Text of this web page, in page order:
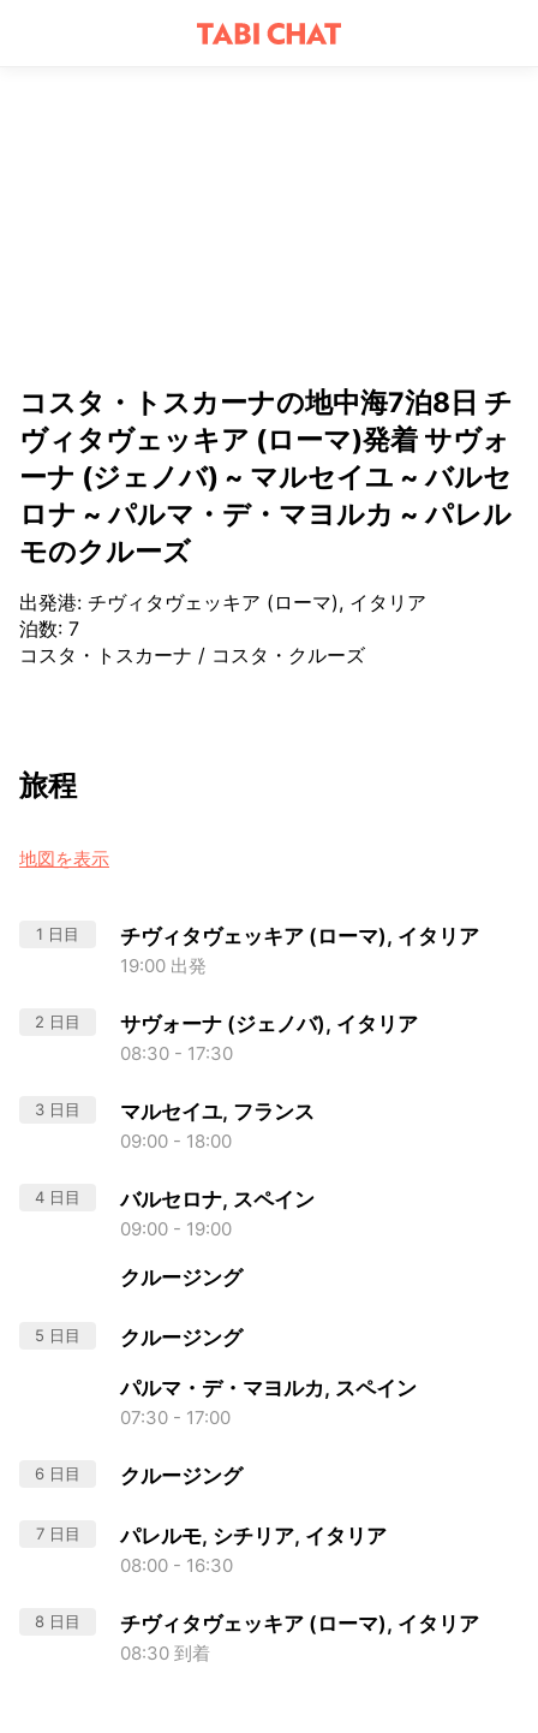
コスタ・トスカーナの地中海7泊8日 チ
ヴィタヴェッキア (ローマ)発着 サヴォ
ーナ (ジェノバ) ~ マルセイユ ~ バルセ
ロナ ~ パルマ・デ・マヨルカ ~ パレル
モのクルーズ
出発港: チヴィタヴェッキア (ローマ), イタリア
泊数: 7
コスタ・トスカーナ / コスタ・クルーズ
旅程
地図を表示
1 日目 チヴィタヴェッキア (ローマ), イタリア
19:00 出発
2 日目 サヴォーナ (ジェノバ), イタリア
08:30 - 17:30
3 日目 マルセイユ, フランス
09:00 - 18:00
4 日目 バルセロナ, スペイン
09:00 - 19:00
クルージング
5 日目 クルージング
パルマ・デ・マヨルカ, スペイン
07:30 - 17:00
6 日目 クルージング
7 日目 パレルモ, シチリア, イタリア
08:00 - 16:30
8 日目 チヴィタヴェッキア (ローマ), イタリア
08:30 到着